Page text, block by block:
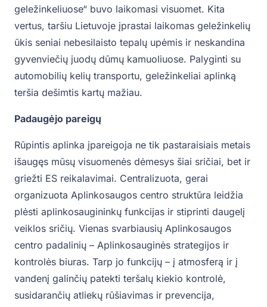
geležinkeliuose“ buvo laikomasi visuomet. Kita
vertus, taršiu Lietuvoje įprastai laikomas geležinkelių
ūkis seniai nebesilaisto tepalų upėmis ir neskandina
gyvenviečių juodų dūmų kamuoliuose. Palyginti su
automobilių kelių transportu, geležinkeliai aplinką
teršia dešimtis kartų mažiau.
Padaugėjo pareigų
Rūpintis aplinka įpareigoja ne tik pastaraisiais metais
išaugęs mūsų visuomenės dėmesys šiai sričiai, bet ir
griežti ES reikalavimai. Centralizuota, gerai
organizuota Aplinkosaugos centro struktūra leidžia
plėsti aplinkosaugininkų funkcijas ir stiprinti daugelį
veiklos sričių. Vienas svarbiausių Aplinkosaugos
centro padalinių – Aplinkosauginės strategijos ir
kontrolės biuras. Tarp jo funkcijų – į atmosferą ir į
vandenį galinčių patekti teršalų kiekio kontrolė,
susidarančių atliekų rūšiavimas ir prevencija,